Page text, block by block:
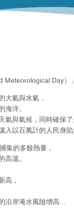
Meteorological Day）」
大氣與水氣，
海洋。
氣與氣候，同時確保了
以百萬計的人民身陷
集的多餘熱量，
高溫。
高，
沿岸淹水風險增高...